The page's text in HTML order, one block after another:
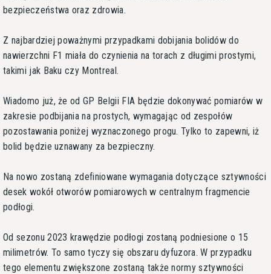
bezpieczeństwa oraz zdrowia.
Z najbardziej poważnymi przypadkami dobijania bolidów do
nawierzchni F1 miała do czynienia na torach z długimi prostymi,
takimi jak Baku czy Montreal.
Wiadomo już, że od GP Belgii FIA będzie dokonywać pomiarów w
zakresie podbijania na prostych, wymagając od zespołów
pozostawania poniżej wyznaczonego progu. Tylko to zapewni, iż
bolid będzie uznawany za bezpieczny.
Na nowo zostaną zdefiniowane wymagania dotyczące sztywności
desek wokół otworów pomiarowych w centralnym fragmencie
podłogi.
Od sezonu 2023 krawędzie podłogi zostaną podniesione o 15
milimetrów. To samo tyczy się obszaru dyfuzora. W przypadku
tego elementu zwiększone zostaną także normy sztywności